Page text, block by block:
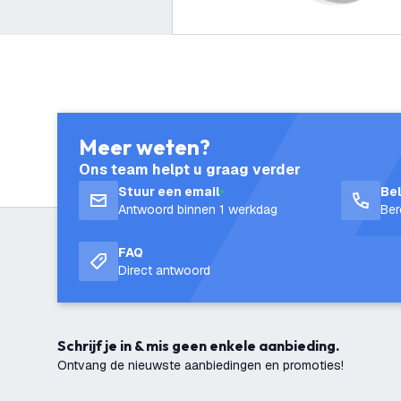
Meer weten?
Ons team helpt u graag verder
Stuur een email
Antwoord binnen 1 werkdag
FAQ
Direct antwoord
Schrijf je in & mis geen enkele aanbieding.
Ontvang de nieuwste aanbiedingen en promoties!